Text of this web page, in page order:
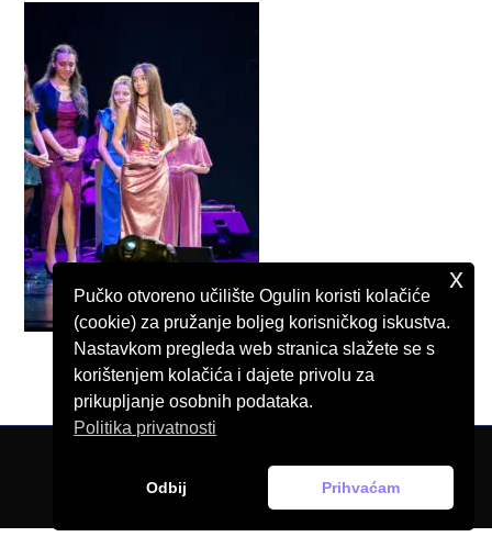
© Pučko otvoreno učilište Ogulin, 2026.
Pučko otvoreno učilište Ogulin koristi kolačiće
(cookie) za pružanje boljeg korisničkog iskustva.
Nastavkom pregleda web stranica slažete se s
korištenjem kolačića i dajete privolu za
prikupljanje osobnih podataka.
Politika privatnosti
Odbij Prihvaćam
x